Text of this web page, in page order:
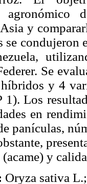
y
se
Se
y 4
Los
en
panículas,
y
Oryza sativa